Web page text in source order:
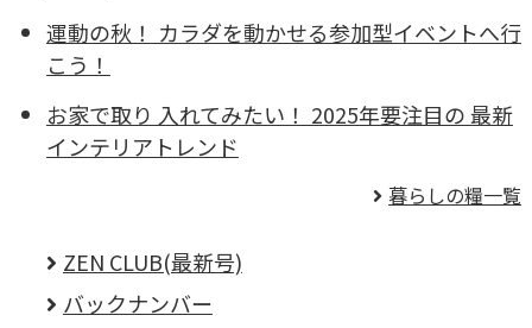
運動の秋！ カラダを動かせる参加型イベントへ行
こう！
お家で取り 入れてみたい！ 2025年要注目の 最新
インテリアトレンド
暮らしの糧一覧
ZEN CLUB(最新号)
バックナンバー